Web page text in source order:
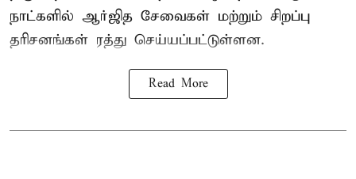
நாட்களில் ஆர்ஜித சேவைகள் மற்றும் சிறப்பு
தரிசனங்கள் ரத்து செய்யப்பட்டுள்ளன.
Read More